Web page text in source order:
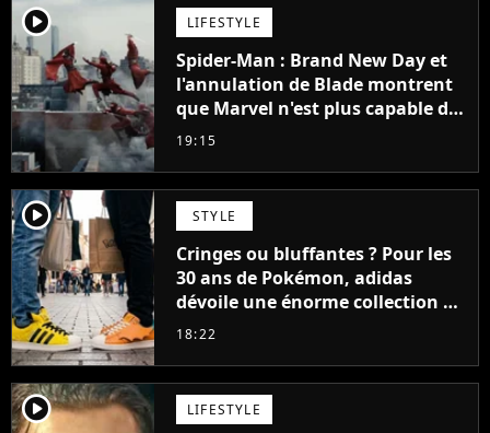
player2 LIFESTYLE
Spider-Man : Brand New Day et
l'annulation de Blade montrent
que Marvel n'est plus capable de
faire quoi que ce soit de simple
19:15
player2 STYLE
Cringes ou bluffantes ? Pour les
30 ans de Pokémon, adidas
dévoile une énorme collection de
sneakers et je ne sais pas quoi en
18:22
player2 LIFESTYLE